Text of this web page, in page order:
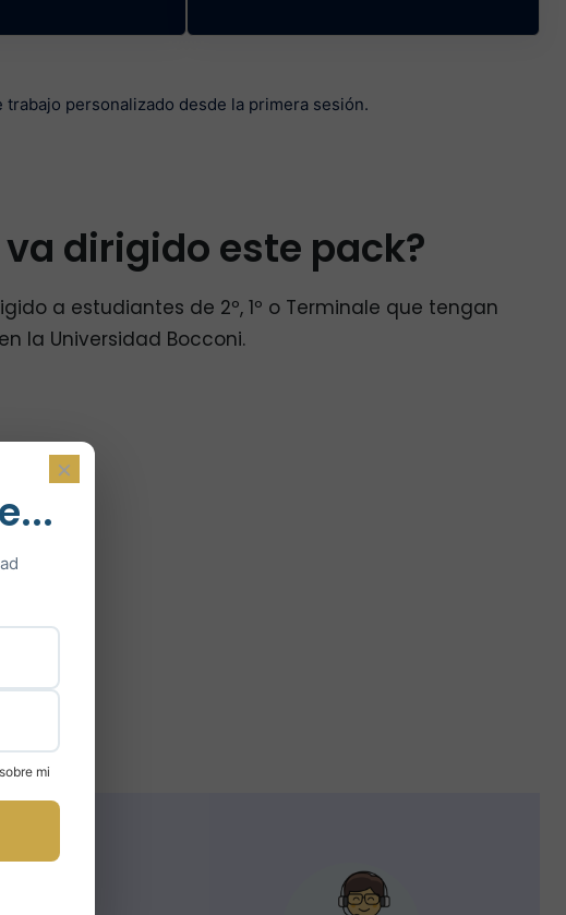
personalizado desde la primera sesión.
dirigido este pack?
a estudiantes de 2º, 1º o Terminale que tengan
la Universidad Bocconi.
×
mi